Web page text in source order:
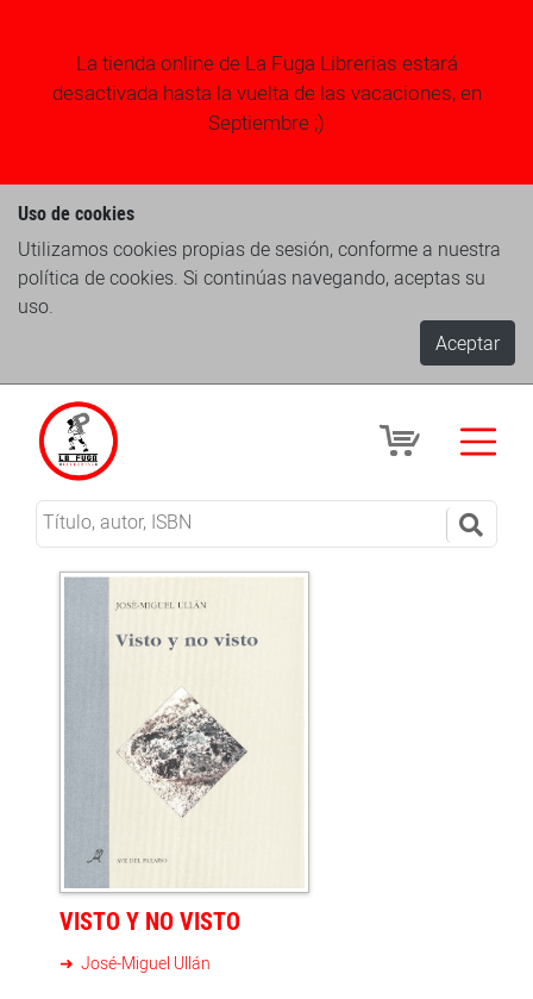
La tienda online de La Fuga Librerias estará
desactivada hasta la vuelta de las vacaciones, en
Septiembre ;)
Uso de cookies
Utilizamos cookies propias de sesión, conforme a nuestra
política de cookies. Si continúas navegando, aceptas su
uso.
Aceptar
VISTO Y NO VISTO
José-Miguel Ullán